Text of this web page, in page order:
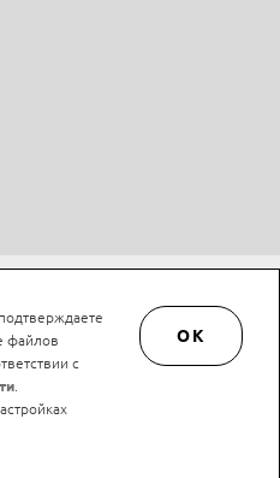
об обработке и защите персональных
файлов
с
OK